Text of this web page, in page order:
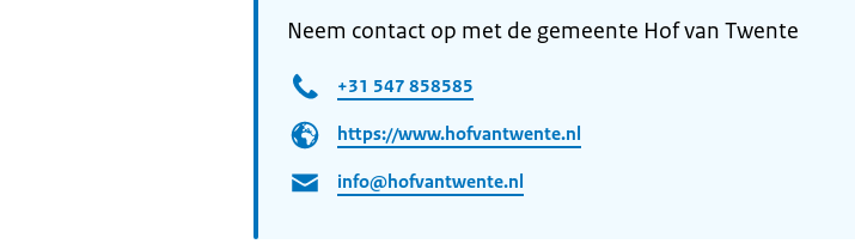
Neem contact op met de gemeente Hof van Twente
+31 547 858585
https://www.hofvantwente.nl
info@hofvantwente.nl